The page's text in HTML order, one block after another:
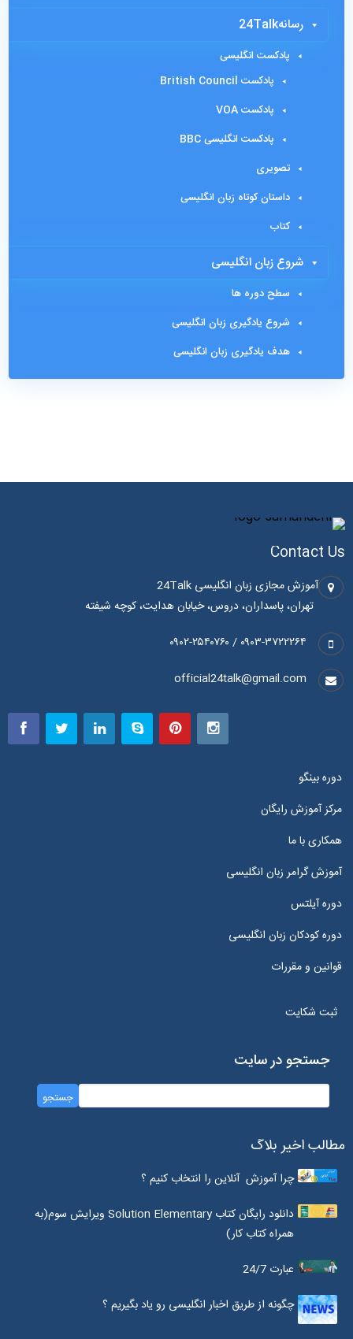
رسانه24Talk
پادکست انگلیسی
پادکست British Council
پادکست VOA
پادکست انگلیسی BBC
تصویری
داستان کوتاه زبان انگلیسی
کتاب
شروع زبان انگلیسی
سطح دوره ها
شروع یادگیری زبان انگلیسی
هدف یادگیری زبان انگلیسی
Contact Us
آموزش مجازی زبان انگلیسی 24Talk
تهران، پاسداران، دروس، خیابان هدایت، کوچه شیفته
۰۹۰۳-۳۷۲۲۲۶۴ / ۰۹۰۲-۲۵۴۰۷۶۰
official24talk@gmail.com
دوره بینگو
مرکز آموزش رایگان
همکاری با ما
آموزش گرامر زبان انگلیسی
دوره آیلتس
دوره کودکان زبان انگلیسی
قوانین و مقررات
ثبت شکایت
جستجو در سایت
مطالب اخیر بلاگ
چرا آموزش آنلاین را انتخاب کنیم ؟
دانلود رایگان کتاب Solution Elementary ویرایش سوم(به
همراه کتاب کار)
عبارت 24/7
چگونه از طریق اخبار انگلیسی رو یاد بگیریم ؟